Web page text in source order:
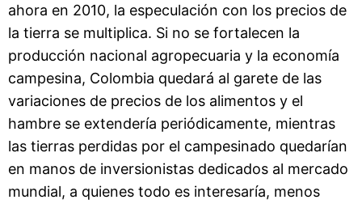
ahora en 2010, la especulación con los precios de
la tierra se multiplica. Si no se fortalecen la
producción nacional agropecuaria y la economía
campesina, Colombia quedará al garete de las
variaciones de precios de los alimentos y el
hambre se extendería periódicamente, mientras
las tierras perdidas por el campesinado quedarían
en manos de inversionistas dedicados al mercado
mundial, a quienes todo es interesaría, menos